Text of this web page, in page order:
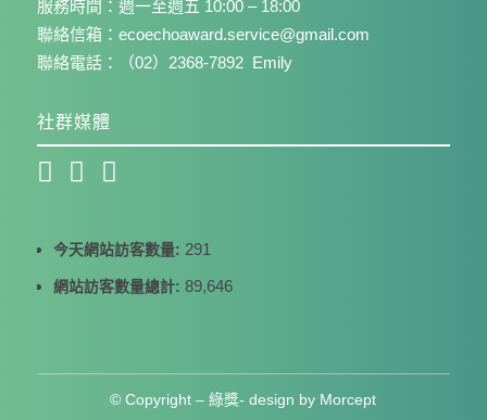
服務時間：週一至週五 10:00 – 18:00
聯絡信箱：ecoechoaward.service@gmail.com
聯絡電話：（02）2368-7892 Emily
社群媒體
今天網站訪客數量: 291
網站訪客數量總計: 89,646
© Copyright – 綠獎- design by Morcept